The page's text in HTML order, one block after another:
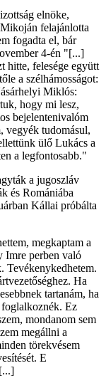
elnöke,
felajánlotta
fogadta el, bár
4-én "[...]
hitte, felesége együtt
a szélhámosságot:
Miklós:
hogy mi lesz,
bejelentenivalóm
vegyék tudomásul,
ülő Lukács a
a legfontosabb."
a jugoszláv
és Romániába
Kállai próbálta
megkaptam a
Imre perben való
Tevékenykedhetem.
Ha
tartanám, ha
Ez
mondanom sem
megállni a
törekvésem
E